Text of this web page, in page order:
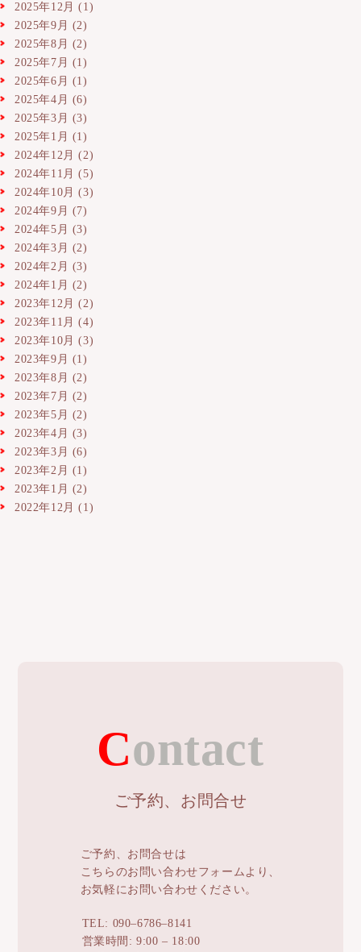
2025年12月 (1)
2025年9月 (2)
2025年8月 (2)
2025年7月 (1)
2025年6月 (1)
2025年4月 (6)
2025年3月 (3)
2025年1月 (1)
2024年12月 (2)
2024年11月 (5)
2024年10月 (3)
2024年9月 (7)
2024年5月 (3)
2024年3月 (2)
2024年2月 (3)
2024年1月 (2)
2023年12月 (2)
2023年11月 (4)
2023年10月 (3)
2023年9月 (1)
2023年8月 (2)
2023年7月 (2)
2023年5月 (2)
2023年4月 (3)
2023年3月 (6)
2023年2月 (1)
2023年1月 (2)
2022年12月 (1)
Contact
ご予約、お問合せ
ご予約、お問合せは
こちらのお問い合わせフォームより、
お気軽にお問い合わせください。
TEL: 090–6786–8141
営業時間: 9:00 – 18:00